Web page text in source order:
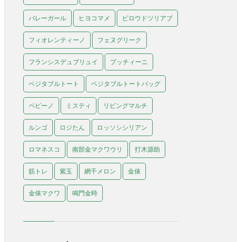
バレーガール ヒヨコマメ ビロウドツリアブ
フィオレンティーノ フェヌグリーク
フランシスデュブリュイ プッチィーニ
ベジタブルトート ベジタブルトートバッグ
ペピーノ ミスティ リビングマルチ
ルンゴ ロジたん ロッソシシリアン
ロマネスコ 南部金マクワウリ 打木源助
筋トレ 紫玉 網干メロン 金俵
金俵マクワ 鳴門金時